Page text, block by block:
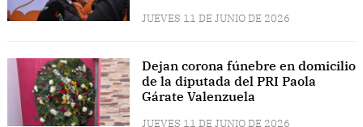
JUEVES 11 DE JUNIO DE 2026
Dejan corona fúnebre en domicilio
de la diputada del PRI Paola
Gárate Valenzuela
JUEVES 11 DE JUNIO DE 2026